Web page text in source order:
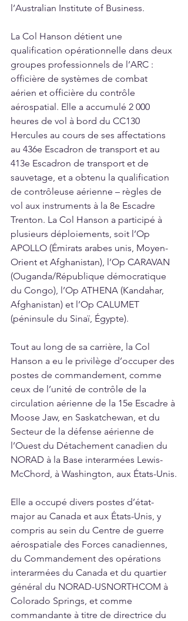
l’Australian Institute of Business.
La Col Hanson détient une
qualification opérationnelle dans deux
groupes professionnels de l’ARC :
officière de systèmes de combat
aérien et officière du contrôle
aérospatial. Elle a accumulé 2 000
heures de vol à bord du CC130
Hercules au cours de ses affectations
au 436e Escadron de transport et au
413e Escadron de transport et de
sauvetage, et a obtenu la qualification
de contrôleuse aérienne – règles de
vol aux instruments à la 8e Escadre
Trenton. La Col Hanson a participé à
plusieurs déploiements, soit l’Op
APOLLO (Émirats arabes unis, Moyen-
Orient et Afghanistan), l’Op CARAVAN
(Ouganda/République démocratique
du Congo), l’Op ATHENA (Kandahar,
Afghanistan) et l’Op CALUMET
(péninsule du Sinaï, Égypte).
Tout au long de sa carrière, la Col
Hanson a eu le privilège d’occuper des
postes de commandement, comme
ceux de l’unité de contrôle de la
circulation aérienne de la 15e Escadre à
Moose Jaw, en Saskatchewan, et du
Secteur de la défense aérienne de
l’Ouest du Détachement canadien du
NORAD à la Base interarmées Lewis-
McChord, à Washington, aux États-Unis.
Elle a occupé divers postes d’état-
major au Canada et aux États-Unis, y
compris au sein du Centre de guerre
aérospatiale des Forces canadiennes,
du Commandement des opérations
interarmées du Canada et du quartier
général du NORAD-USNORTHCOM à
Colorado Springs, et comme
commandante à titre de directrice du